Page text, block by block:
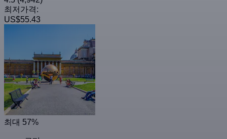
최저가격:
US$55.43
최대 57%